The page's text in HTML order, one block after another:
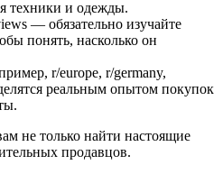
техники и одежды.
— обязательно изучайте
понять, насколько он
r/europe, r/germany,
реальным опытом покупок
не только найти настоящие
продавцов.